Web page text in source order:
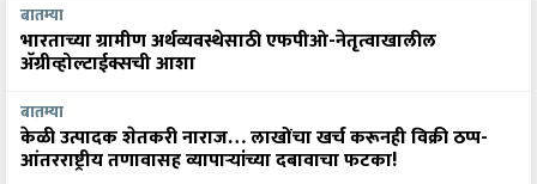
बातम्या
भारताच्या ग्रामीण अर्थव्यवस्थेसाठी एफपीओ-नेतृत्वाखालील
अ‍ॅग्रीव्होल्टाईक्सची आशा
बातम्या
केळी उत्पादक शेतकरी नाराज… लाखोंचा खर्च करूनही विक्री ठप्प-
आंतरराष्ट्रीय तणावासह व्यापाऱ्यांच्या दबावाचा फटका!